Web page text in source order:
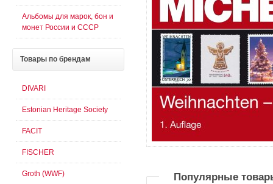
Популярные
Альбомы для марок, бон и
монет России и СССР
Товары по брендам
DIVARI
Estonian Heritage Society
FACIT
FISCHER
Groth (WWF)